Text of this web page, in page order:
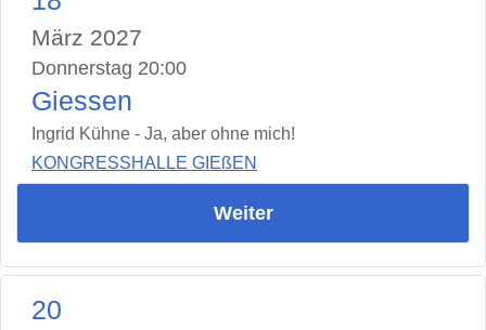
März 2027
Donnerstag 20:00
Giessen
Ingrid Kühne - Ja, aber ohne mich!
KONGRESSHALLE GIEßEN
Weiter
20